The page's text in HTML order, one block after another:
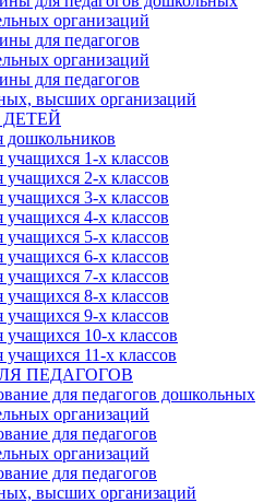
организаций
для педагогов
организаций
для педагогов
высших организаций
1-х классов
2-х классов
3-х классов
4-х классов
5-х классов
6-х классов
7-х классов
8-х классов
9-х классов
10-х классов
11-х классов
ПЕДАГОГОВ
для педагогов дошкольных
организаций
для педагогов
организаций
для педагогов
высших организаций